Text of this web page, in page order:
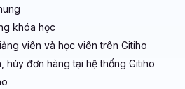
khóa học
viên và học viên trên Gitiho
hủy đơn hàng tại hệ thống Gitiho